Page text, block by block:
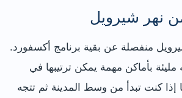
نهر شيرويل
منفصلة عن بقية برنامج أكسفورد.
مليئة بأماكن مهمة يمكن ترتيبها في
كنت تبدأ من وسط المدينة ثم تتجه